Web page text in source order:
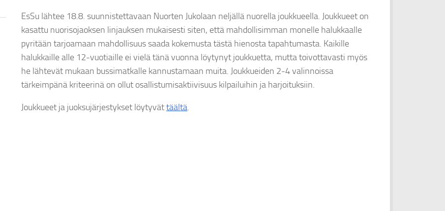
EsSu lähtee 18.8. suunnistettavaan Nuorten Jukolaan neljällä nuorella joukkueella. Joukkueet on
kasattu nuorisojaoksen linjauksen mukaisesti siten, että mahdollisimman monelle halukkaalle
pyritään tarjoamaan mahdollisuus saada kokemusta tästä hienosta tapahtumasta. Kaikille
halukkaille alle 12-vuotiaille ei vielä tänä vuonna löytynyt joukkuetta, mutta toivottavasti myös
he lähtevät mukaan bussimatkalle kannustamaan muita. Joukkueiden 2-4 valinnoissa
tärkeimpänä kriteerinä on ollut osallistumisaktiivisuus kilpailuihin ja harjoituksiin.
Joukkueet ja juoksujärjestykset löytyvättäältä.